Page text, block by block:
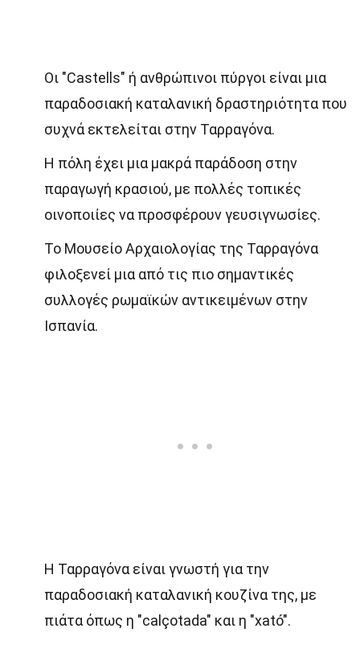
Οι "Castells" ή ανθρώπινοι πύργοι είναι μια
παραδοσιακή καταλανική δραστηριότητα που
συχνά εκτελείται στην Ταρραγόνα.
Η πόλη έχει μια μακρά παράδοση στην
παραγωγή κρασιού, με πολλές τοπικές
οινοποιίες να προσφέρουν γευσιγνωσίες.
Το Μουσείο Αρχαιολογίας της Ταρραγόνα
φιλοξενεί μια από τις πιο σημαντικές
συλλογές ρωμαϊκών αντικειμένων στην
Ισπανία.
Η Ταρραγόνα είναι γνωστή για την
παραδοσιακή καταλανική κουζίνα της, με
πιάτα όπως η "calçotada" και η "xató".